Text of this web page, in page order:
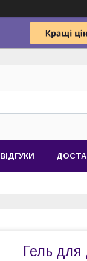
ВІДГУКИ
Гель